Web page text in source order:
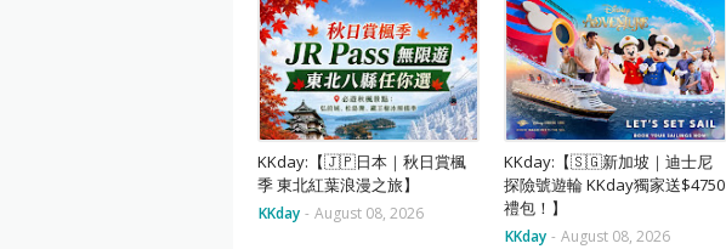
KKday:【🇯🇵日本｜秋日賞楓
季 東北紅葉浪漫之旅】
KKday - August 08, 2026
KKday:【🇸🇬新加坡｜迪士尼
探險號遊輪 KKday獨家送$4750
禮包！】
KKday - August 08, 2026